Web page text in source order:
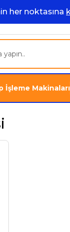
her noktasına
İşleme Makinaları